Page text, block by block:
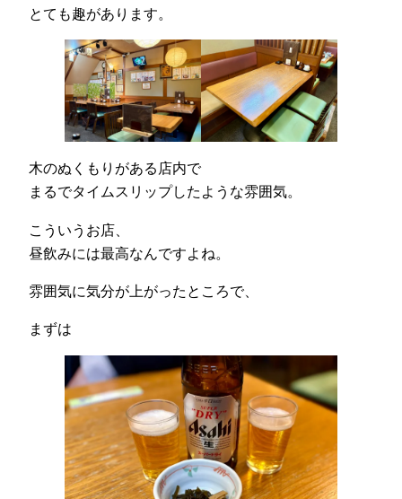
とても趣があります。
木のぬくもりがある店内で
まるでタイムスリップしたような雰囲気。
こういうお店、
昼飲みには最高なんですよね。
雰囲気に気分が上がったところで、
まずは